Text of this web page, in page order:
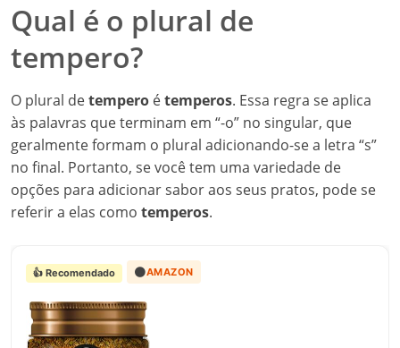
Qual é o plural de
tempero?
O plural detempero étemperos. Essa regra se aplica
às palavras que terminam em “-o” no singular, que
geralmente formam o plural adicionando-se a letra “s”
no final. Portanto, se você tem uma variedade de
opções para adicionar sabor aos seus pratos, pode se
referir a elas como temperos.
👍 Recomendado 🟠AMAZON